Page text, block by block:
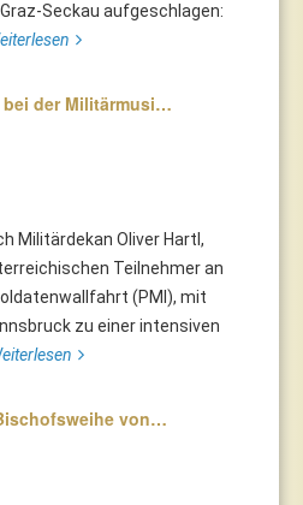
Seckau aufgeschlagen:
der Militärmusi…
Militärdekan Oliver Hartl,
Teilnehmer an
(PMI), mit
zu einer intensiven
von…